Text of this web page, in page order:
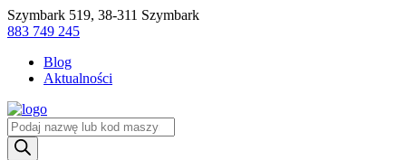
Skip
to
Szymbark 519, 38-311 Szymbark
883 749 245
Blog
Aktualności
Wyszukiwarka
produktów